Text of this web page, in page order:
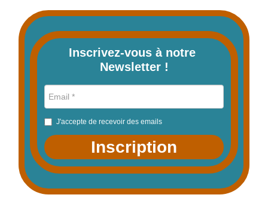
Inscrivez-vous à notre
Newsletter !
J'accepte de recevoir des emails
Inscription